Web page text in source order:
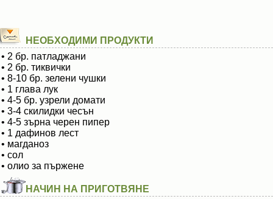
НЕОБХОДИМИ ПРОДУКТИ
• 2 бр. патладжани
• 2 бр. тиквички
• 8-10 бр. зелени чушки
• 1 глава лук
• 4-5 бр. узрели домати
• 3-4 скилидки чесън
• 4-5 зърна черен пипер
• 1 дафинов лест
• магданоз
• сол
• олио за пържене
НАЧИН НА ПРИГОТВЯНЕ